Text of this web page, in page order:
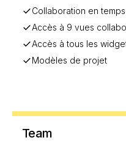
Collaboration en
Accès à 9 vues
Accès à tous les
Modèles de projet
Team